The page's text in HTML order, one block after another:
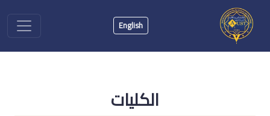
English
الكليات